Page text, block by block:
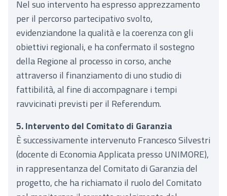
Nel suo intervento ha espresso apprezzamento
per il percorso partecipativo svolto,
evidenziandone la qualità e la coerenza con gli
obiettivi regionali, e ha confermato il sostegno
della Regione al processo in corso, anche
attraverso il finanziamento di uno studio di
fattibilità, al fine di accompagnare i tempi
ravvicinati previsti per il Referendum.
5. Intervento del Comitato di Garanzia
È successivamente intervenuto Francesco Silvestri
(docente di Economia Applicata presso UNIMORE),
in rappresentanza del Comitato di Garanzia del
progetto, che ha richiamato il ruolo del Comitato